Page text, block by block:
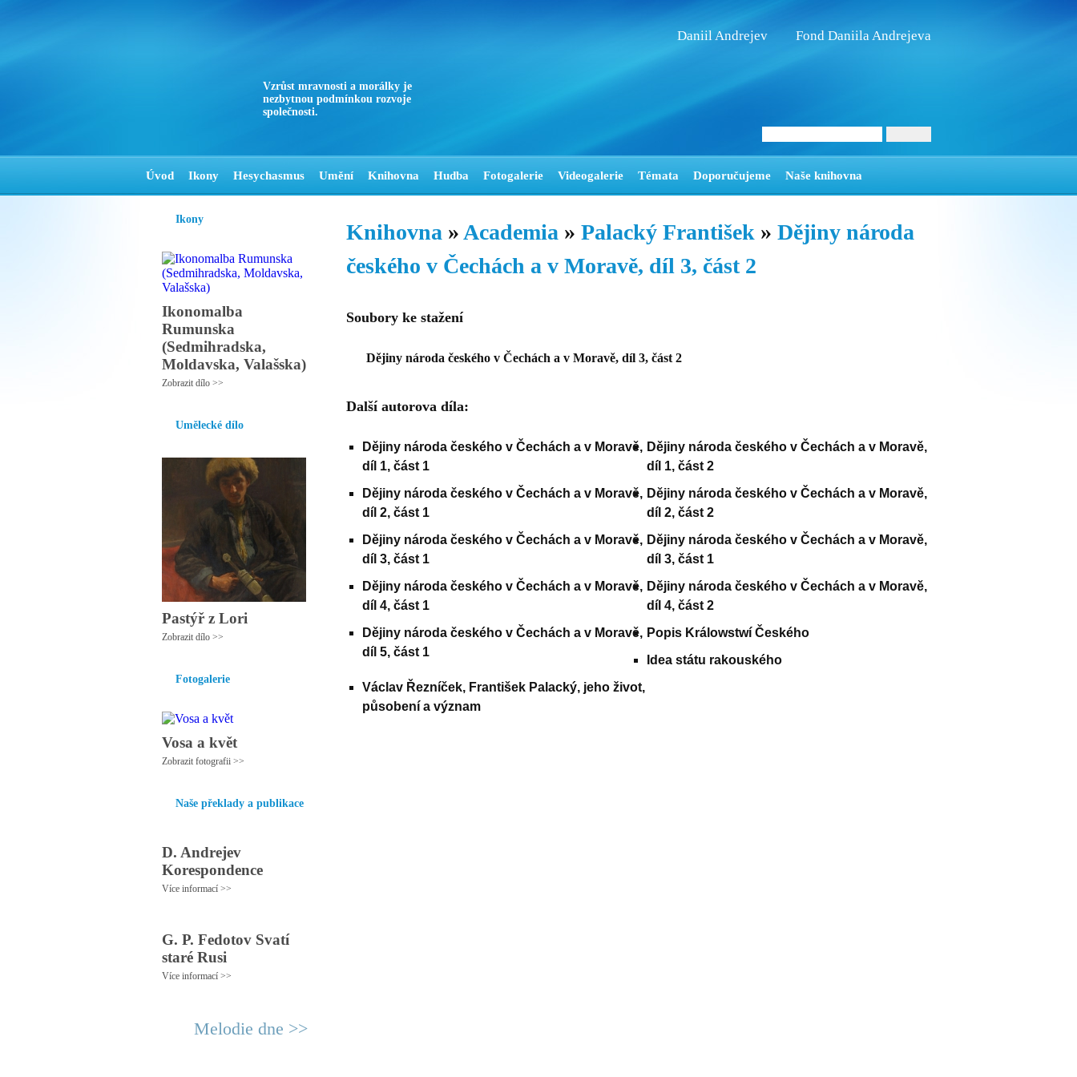
Vzrůst mravnosti a morálky je
nezbytnou podmínkou rozvoje
společnosti.
Daniil Andrejev Fond Daniila Andrejeva
Úvod Ikony Hesychasmus Umění Knihovna Hudba Fotogalerie Videogalerie Témata Doporučujeme Naše knihovna
Ikony
Ikonomalba
Rumunska
(Sedmihradska,
Moldavska, Valašska)
Zobrazit dílo >>
Umělecké dílo
Pastýř z Lori
Zobrazit dílo >>
Fotogalerie
Vosa a květ
Zobrazit fotografii >>
Naše překlady a publikace
D. Andrejev
Korespondence
Více informací >>
G. P. Fedotov Svatí
staré Rusi
Více informací >>
Melodie dne >>
Knihovna » Academia » Palacký František » Dějiny národa
českého v Čechách a v Moravě, díl 3, část 2
Soubory ke stažení
Dějiny národa českého v Čechách a v Moravě, díl 3, část 2
Další autorova díla:
Dějiny národa českého v Čechách a v Moravě,
díl 1, část 1
Dějiny národa českého v Čechách a v Moravě,
díl 1, část 2
Dějiny národa českého v Čechách a v Moravě,
díl 2, část 1
Dějiny národa českého v Čechách a v Moravě,
díl 2, část 2
Dějiny národa českého v Čechách a v Moravě,
díl 3, část 1
Dějiny národa českého v Čechách a v Moravě,
díl 3, část 1
Dějiny národa českého v Čechách a v Moravě,
díl 4, část 1
Dějiny národa českého v Čechách a v Moravě,
díl 4, část 2
Dějiny národa českého v Čechách a v Moravě,
díl 5, část 1
Popis Králowstwí Českého
Idea státu rakouského
Václav Řezníček, František Palacký, jeho život,
působení a význam